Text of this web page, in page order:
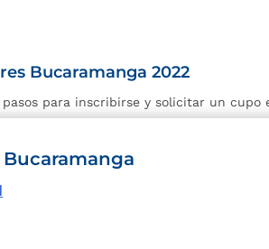
Bucaramanga 2022
para inscribirse y solicitar un cupo